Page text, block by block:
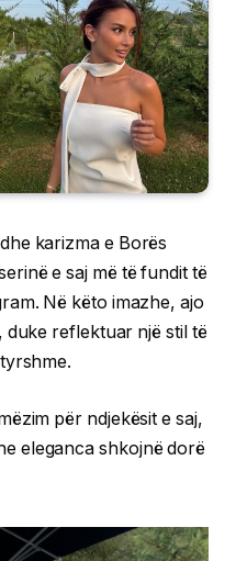
karizma e Borës
e saj më të fundit të
Në këto imazhe, ajo
duke reflektuar një stil të
për ndjekësit e saj,
eleganca shkojnë dorë